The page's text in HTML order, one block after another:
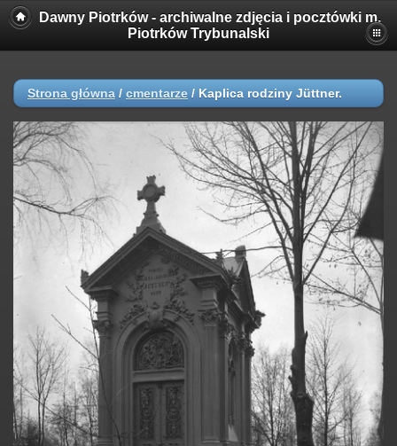
Dawny Piotrków - archiwalne zdjęcia i pocztówki m.
Piotrków Trybunalski
Strona główna / cmentarze / Kaplica rodziny Jüttner.